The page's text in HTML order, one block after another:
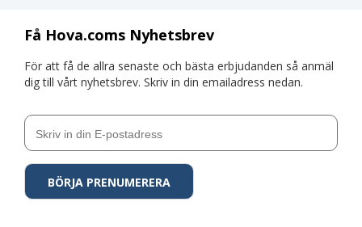
Få Hova.coms Nyhetsbrev
För att få de allra senaste och bästa erbjudanden så anmäl
dig till vårt nyhetsbrev. Skriv in din emailadress nedan.